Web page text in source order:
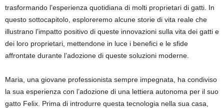
trasformando l’esperienza quotidiana di molti proprietari di gatti. In
questo sottocapitolo, esploreremo alcune storie di vita reale che
illustrano l’impatto positivo di queste innovazioni sulla vita dei gatti e
dei loro proprietari, mettendone in luce i benefici e le sfide
affrontate durante l’adozione di queste soluzioni moderne.
Maria, una giovane professionista sempre impegnata, ha condiviso
la sua esperienza con l’adozione di una lettiera autonoma per il suo
gatto Felix. Prima di introdurre questa tecnologia nella sua casa,